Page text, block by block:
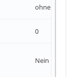
ohne
0
Nein